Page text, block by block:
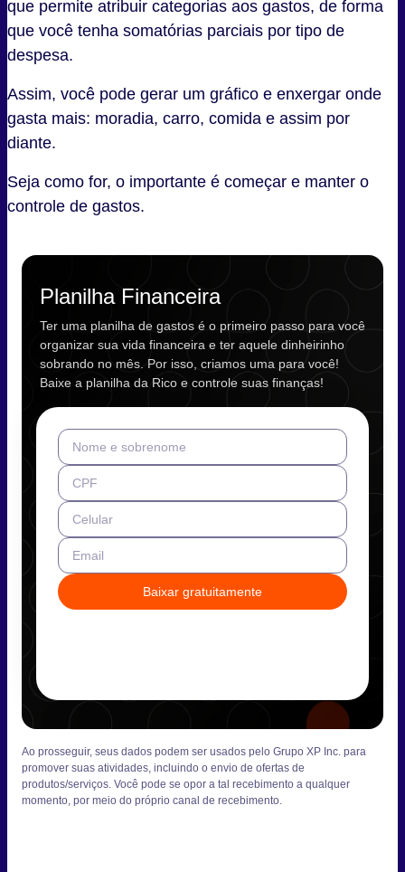
que permite atribuir categorias aos gastos, de forma
que você tenha somatórias parciais por tipo de
despesa.
Assim, você pode gerar um gráfico e enxergar onde
gasta mais: moradia, carro, comida e assim por
diante.
Seja como for, o importante é começar e manter o
controle de gastos.
Planilha Financeira
Ter uma planilha de gastos é o primeiro passo para você
organizar sua vida financeira e ter aquele dinheirinho
sobrando no mês. Por isso, criamos uma para você!
Baixe a planilha da Rico e controle suas finanças!
Nome e sobrenome
CPF
Celular
Email
Baixar gratuitamente
Ao prosseguir, seus dados podem ser usados pelo Grupo XP Inc. para
promover suas atividades, incluindo o envio de ofertas de
produtos/serviços. Você pode se opor a tal recebimento a qualquer
momento, por meio do próprio canal de recebimento.